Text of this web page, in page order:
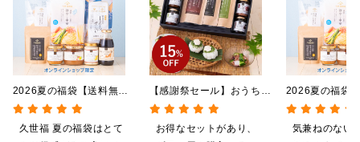
2026夏の福袋【送料無
料】【オンライン限定】
【ポイントキャンペーン実
久世福 夏の福袋はとて
【感謝祭セール】おうちで
贅沢ごはんギフト【送料無
料/沖縄県送料別途】【化
お得なセットがあり、
2026夏の福袋
料】【オンライ
【ポイントキ
気兼ねのない